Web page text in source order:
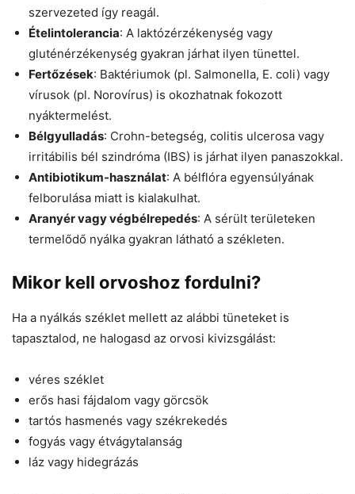
szervezeted így reagál.
Ételintolerancia: A laktózérzékenység vagy
gluténérzékenység gyakran járhat ilyen tünettel.
Fertőzések: Baktériumok (pl. Salmonella, E. coli) vagy
vírusok (pl. Norovírus) is okozhatnak fokozott
nyáktermelést.
Bélgyulladás: Crohn-betegség, colitis ulcerosa vagy
irritábilis bél szindróma (IBS) is járhat ilyen panaszokkal.
Antibiotikum-használat: A bélflóra egyensúlyának
felborulása miatt is kialakulhat.
Aranyér vagy végbélrepedés: A sérült területeken
termelődő nyálka gyakran látható a székleten.
Mikor kell orvoshoz fordulni?
Ha a nyálkás széklet mellett az alábbi tüneteket is
tapasztalod, ne halogasd az orvosi kivizsgálást:
véres széklet
erős hasi fájdalom vagy görcsök
tartós hasmenés vagy székrekedés
fogyás vagy étvágytalanság
láz vagy hidegrázás